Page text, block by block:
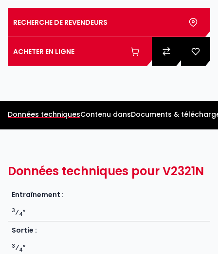
RECHERCHE DE REVENDEURS
ACHETER EN LIGNE
Données techniquesContenu dansDocuments &
Données techniques pour V2321N
Entraînement :
3⁄4″
Sortie :
3⁄4″